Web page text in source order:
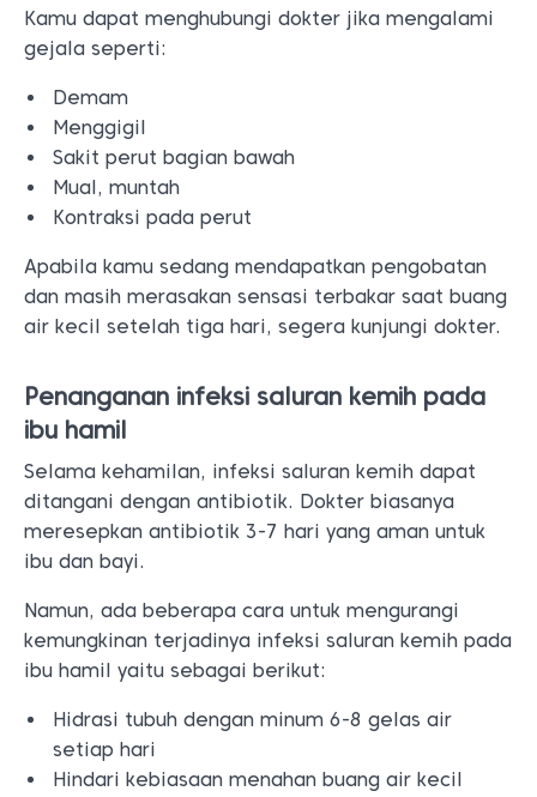
Kamu dapat menghubungi dokter jika mengalami
gejala seperti:
Demam
Menggigil
Sakit perut bagian bawah
Mual, muntah
Kontraksi pada perut
Apabila kamu sedang mendapatkan pengobatan
dan masih merasakan sensasi terbakar saat buang
air kecil setelah tiga hari, segera kunjungi dokter.
Penanganan infeksi saluran kemih pada
ibu hamil
Selama kehamilan, infeksi saluran kemih dapat
ditangani dengan antibiotik. Dokter biasanya
meresepkan antibiotik 3-7 hari yang aman untuk
ibu dan bayi.
Namun, ada beberapa cara untuk mengurangi
kemungkinan terjadinya infeksi saluran kemih pada
ibu hamil yaitu sebagai berikut:
Hidrasi tubuh dengan minum 6-8 gelas air
setiap hari
Hindari kebiasaan menahan buang air kecil